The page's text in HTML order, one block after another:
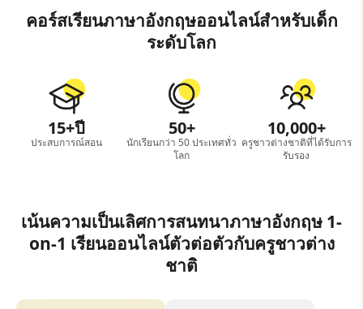
คอร์สเรียนภาษาอังกฤษออนไลน์สำหรับเด็ก
ระดับโลก
ประสบการณ์สอน
15+ปี
นักเรียนกว่า 50 ประเทศทั่ว
โลก
50+
ครูชาวต่างชาติที่ได้รับการ
รับรอง
10,000+
เน้นความเป็นเลิศการสนทนาภาษาอังกฤษ 1-
on-1 เรียนออนไลน์ตัวต่อตัวกับครูชาวต่าง
ชาติ